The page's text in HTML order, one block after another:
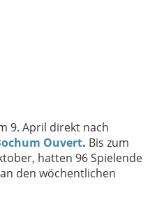
9. April direkt nach
Ouvert. Bis zum
hatten 96 Spielende
den wöchentlichen